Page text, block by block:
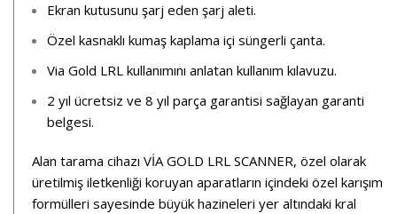
Ekran kutusunu şarj eden şarj aleti.
Özel kasnaklı kumaş kaplama içi süngerli çanta.
Via Gold LRL kullanımını anlatan kullanım kılavuzu.
2 yıl ücretsiz ve 8 yıl parça garantisi sağlayan garanti
belgesi.
Alan tarama cihazı VİA GOLD LRL SCANNER, özel olarak
üretilmiş iletkenliği koruyan aparatların içindeki özel karışım
formülleri sayesinde büyük hazineleri yer altındaki kral